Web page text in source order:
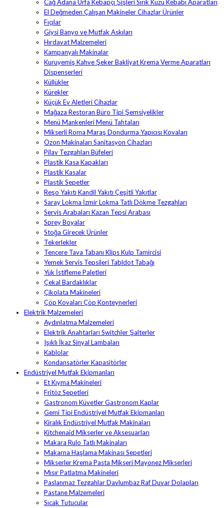
Cağ Adana Urfa Kebapçı Şişleri Sırık Kuzu Kebabı Aparatları
El Değmeden Çalışan Makineler Cihazlar Ürünler
Fıçılar
Giysi Banyo ve Mutfak Askıları
Hırdavat Malzemeleri
Kampanyalı Makinalar
Kuruyemiş Kahve Şeker Bakliyat Krema Verme Aparatları
Dispenserleri
Küllükler
Kürekler
Küçük Ev Aletleri Cihazlar
Mağaza Restoran Büro Tipi Şemsiyelikler
Menü Mankenleri Menü Tahtaları
Mikserli Roma Maraş Dondurma Yapıcısı Kovaları
Ozon Makinaları Sanitasyon Cihazları
Pilav Tezgahları Büfeleri
Plastik Kasa Kapakları
Plastik Kasalar
Plastik Sepetler
Reşo Yakıtı Kandil Yakıtı Çeşitli Yakıtlar
Saray Lokma İzmir Lokma Tatlı Dökme Tezgahları
Servis Arabaları Kazan Tepsi Arabası
Sprey Boyalar
Stoğa Girecek Ürünler
Tekerlekler
Tencere Tava Tabanı Klips Kulp Tamircisi
Yemek Servis Tepsileri Tabldot Tabağı
Yük İstifleme Paletleri
Çekal Bardaklıklar
Çikolata Makineleri
Çöp Kovaları Çöp Konteynerleri
Elektrik Malzemeleri
Aydınlatma Malzemeleri
Elektrik Anahtarları Switchler Şalterler
Işıklı İkaz Sinyal Lambaları
Kablolar
Kondansatörler Kapasitörler
Endüstriyel Mutfak Ekipmanları
Et Kıyma Makineleri
Fritöz Sepetleri
Gastronom Küvetler Gastronom Kaplar
Gemi Tipi Endüstriyel Mutfak Ekipmanları
Kiralık Endüstriyel Mutfak Makinaları
Kitchenaid Mikserler ve Aksesuarları
Makara Rulo Tatlı Makinaları
Makarna Haşlama Makinası Sepetleri
Mikserler Krema Pasta Mikseri Mayonez Mikserleri
Mısır Patlatma Makineleri
Paslanmaz Tezgahlar Davlumbaz Raf Duvar Dolapları
Pastane Malzemeleri
Sıcak Tutucular